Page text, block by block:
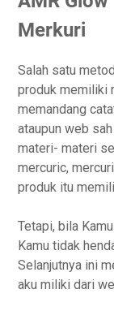
Merkuri
Salah satu
produk memiliki
memandang
ataupun web
materi- materi
mercuric,
produk itu
Tetapi, bila
Kamu tidak
Selanjutnya ini
aku miliki dari